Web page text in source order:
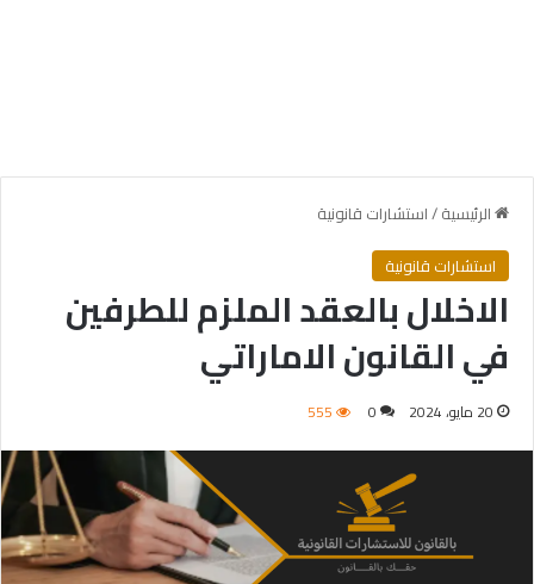
الرئيسية/استشارات قانونية
استشارات قانونية
الاخلال بالعقد الملزم للطرفين
في القانون الاماراتي
20 مايو، 2024 0
555